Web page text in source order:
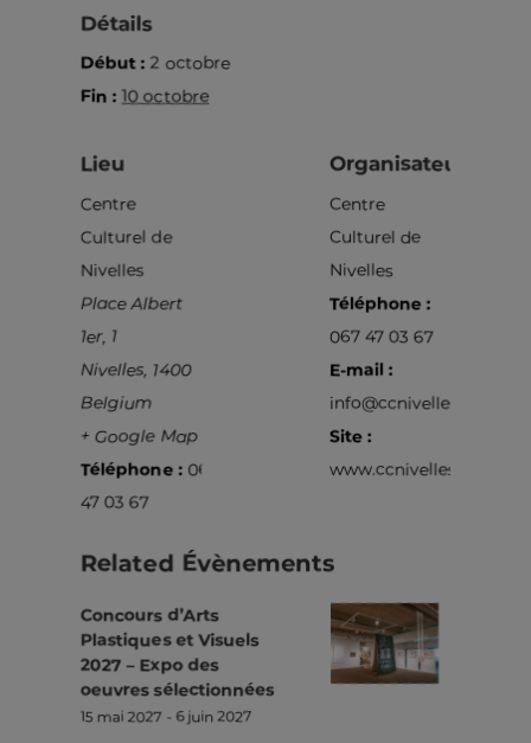
Détails
Début : 2 octobre
Fin : 10 octobre
Lieu
Centre
Culturel de
Nivelles
Place Albert
1er, 1
Nivelles 1400
Belgium
+ Google Map
Téléphone : 067
47 03 67
Organisateur
Centre
Culturel de
Nivelles
Téléphone :
067 47 03 67
E-mail :
info@ccnivelles.be
Site :
www.ccnivelles.be
Related Évènements
Concours d’Arts
Plastiques et Visuels
2027 – Expo des
oeuvres sélectionnées
15 mai 2027 - 6 juin 2027